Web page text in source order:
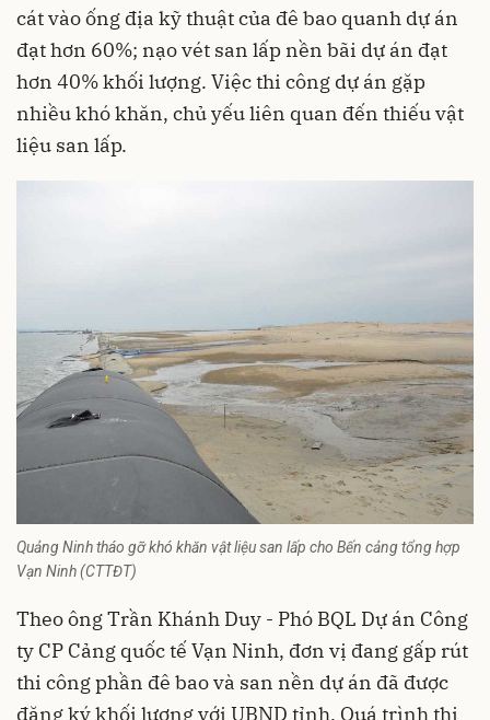
cát vào ống địa kỹ thuật của đê bao quanh dự án
đạt hơn 60%; nạo vét san lấp nền bãi dự án đạt
hơn 40% khối lượng. Việc thi công dự án gặp
nhiều khó khăn, chủ yếu liên quan đến thiếu vật
liệu san lấp.
Quảng Ninh tháo gỡ khó khăn vật liệu san lấp cho Bến cảng tổng hợp
Vạn Ninh (CTTĐT)
Theo ông Trần Khánh Duy - Phó BQL Dự án Công
ty CP Cảng quốc tế Vạn Ninh, đơn vị đang gấp rút
thi công phần đê bao và san nền dự án đã được
đăng ký khối lượng với UBND tỉnh. Quá trình thi